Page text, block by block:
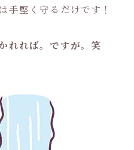
手堅く守るだけです！
れれば。ですが。笑